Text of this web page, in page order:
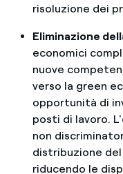
risoluzione dei
Eliminazione
economici
nuove
verso la green
opportunità di
posti di lavoro.
non
distribuzione
riducendo le